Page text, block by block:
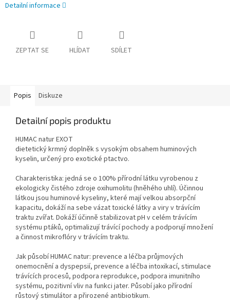
Detailní informace
ZEPTAT SE HLÍDAT SDÍLET
Popis Diskuze
Detailní popis produktu
HUMAC natur EXOT
dietetický krmný doplněk s vysokým obsahem huminových
kyselin, určený pro exotické ptactvo.
Charakteristika: jedná se o 100% přírodní látku vyrobenou z
ekologicky čistého zdroje oxihumolitu (hněhého uhlí). Účinnou
látkou jsou huminové kyseliny, které mají velkou absorpční
kapacitu, dokáží na sebe vázat toxické látky a viry v trávícím
traktu zvířat. Dokáží účinně stabilizovat pH v celém trávícím
systému ptáků, optimalizují trávící pochody a podporují množení
a činnost mikroflóry v trávícím traktu.
Jak působí HUMAC natur: prevence a léčba průjmových
onemocnění a dyspepsií, prevence a léčba intoxikací, stimulace
trávících procesů, podpora reprodukce, podpora imunitního
systému, pozitivní vliv na funkci jater. Působí jako přírodní
růstový stimulátor a přirozené antibiotikum.